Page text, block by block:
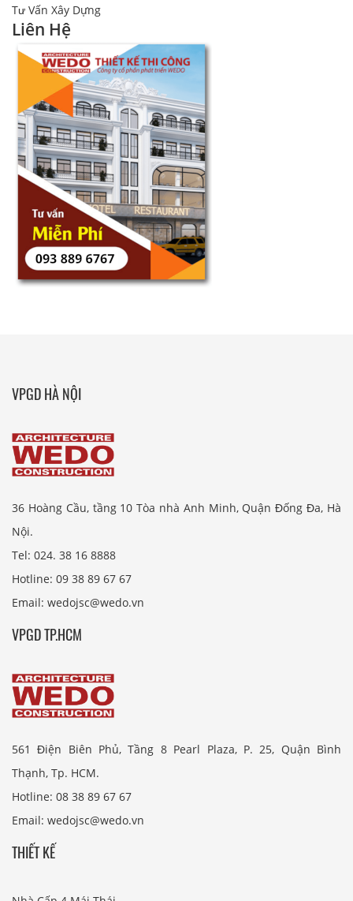
Tư Vấn Xây Dựng
Liên Hệ
VPGD HÀ NỘI
36 Hoàng Cầu, tầng 10 Tòa nhà Anh Minh, Quận Đống Đa, Hà
Nội.
Tel: 024. 38 16 8888
Hotline: 09 38 89 67 67
Email: wedojsc@wedo.vn
VPGD TP.HCM
561 Điện Biên Phủ, Tầng 8 Pearl Plaza, P. 25, Quận Bình
Thạnh, Tp. HCM.
Hotline: 08 38 89 67 67
Email: wedojsc@wedo.vn
THIẾT KẾ